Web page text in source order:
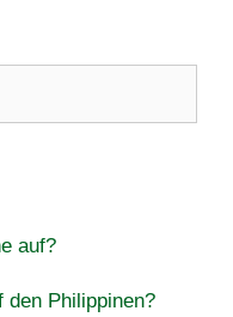
auf?
den Philippinen?